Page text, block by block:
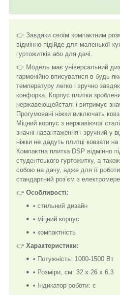
👉 Завдяки своїм компактним
відмінно підійде для маленької
гуртожитків або для дачі.
👉 Модель має універсальний
гармонійно вписуватися в будь-
температуру легко і зручно
конфорка. Корпус плитки
нержавеющейсталі і витримує
Прогумовані ніжки виключать
Міцний корпус з нержавіючої
значні навантаження і зручний у
ніжки не дадуть плитці ковзати на
Компактна плитка DSP відмінно
студентського гуртожитку, а
собою на дачу, адже для її роботи
стандартний роз’єм з
👉 Особливості:
• стильний дизайн
• міцний корпус
• компактність
👉 Характеристики:
• Потужність: 1000-1500 Вт
• Розміри, см: 32 х 26 х 6,3
• Індикатор роботи: є